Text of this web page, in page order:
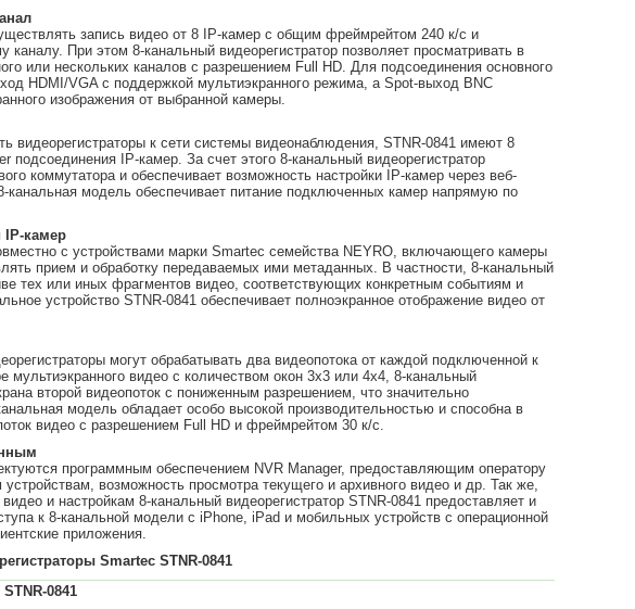
запись видео от 8 IP-камер с общим фреймрейтом 240 к/с и
При этом 8-канальный видеорегистратор позволяет просматривать в
или нескольких каналов с разрешением Full HD. Для подсоединения основного
HDMI/VGA с поддержкой мультиэкранного режима, а Spot-выход BNC
изображения от выбранной камеры.
видеорегистраторы к сети системы видеонаблюдения, STNR-0841 имеют 8
подсоединения IP-камер. За счет этого 8-канальный видеорегистратор
коммутатора и обеспечивает возможность настройки IP-камер через веб-
модель обеспечивает питание подключенных камер напрямую по
IP-камер
с устройствами марки Smartec семейства NEYRO, включающего камеры
прием и обработку передаваемых ими метаданных. В частности, 8-канальный
тех или иных фрагментов видео, соответствующих конкретным событиям и
устройство STNR-0841 обеспечивает полноэкранное отображение видео от
могут обрабатывать два видеопотока от каждой подключенной к
видео с количеством окон 3х3 или 4х4, 8-канальный
второй видеопоток с пониженным разрешением, что значительно
модель обладает особо высокой производительностью и способна в
видео с разрешением Full HD и фреймрейтом 30 к/с.
программным обеспечением NVR Manager, предоставляющим оператору
возможность просмотра текущего и архивного видео и др. Так же,
и настройкам 8-канальный видеорегистратор STNR-0841 предоставляет и
к 8-канальной модели с iPhone, iPad и мобильных устройств с операционной
приложения.
Smartec STNR-0841
STNR-0841